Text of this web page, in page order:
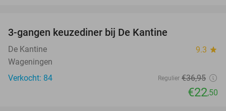
3-gangen keuzediner bij De Kantine
De Kantine 9.3 star
Wageningen
Verkocht: 84
Regulier €36,95
€22,50